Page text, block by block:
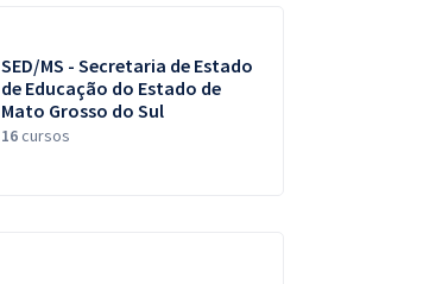
SED/MS - Secretaria de Estado
de Educação do Estado de
Mato Grosso do Sul
16cursos